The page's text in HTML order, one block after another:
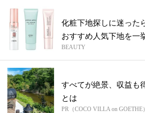
化粧下地探しに迷った
おすすめ人気下地を一
BEAUTY
すべてが絶景、収益も
とは
PR（COCO VILLA on GOETHE）